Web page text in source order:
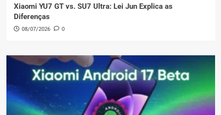
Xiaomi YU7 GT vs. SU7 Ultra: Lei Jun Explica as
Diferenças
08/07/2026 0